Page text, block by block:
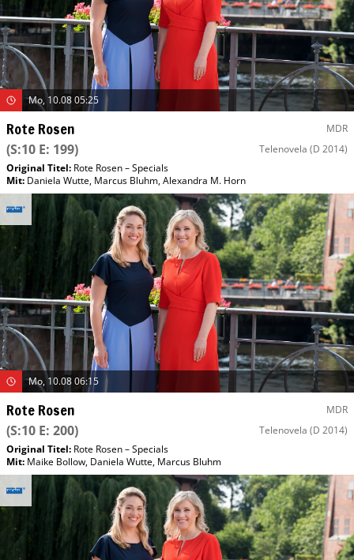
Mo, 10.08 05:25
Rote Rosen MDR
(S:10 E: 199) Telenovela (D 2014)
Original Titel: Rote Rosen – Specials
Mit: Daniela Wutte, Marcus Bluhm,Alexandra M. Horn
Mo, 10.08 06:15
Rote Rosen MDR
(S:10 E: 200) Telenovela (D 2014)
Original Titel: Rote Rosen – Specials
Mit: Maike Bollow, Daniela Wutte, Marcus Bluhm